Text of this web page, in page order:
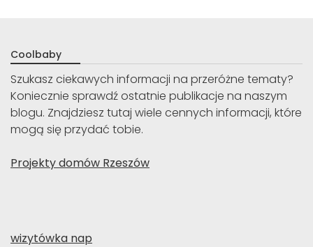
Coolbaby
Szukasz ciekawych informacji na przeróżne tematy?
Koniecznie sprawdź ostatnie publikacje na naszym
blogu. Znajdziesz tutaj wiele cennych informacji, które
mogą się przydać tobie.
Projekty domów Rzeszów
wizytówka nap